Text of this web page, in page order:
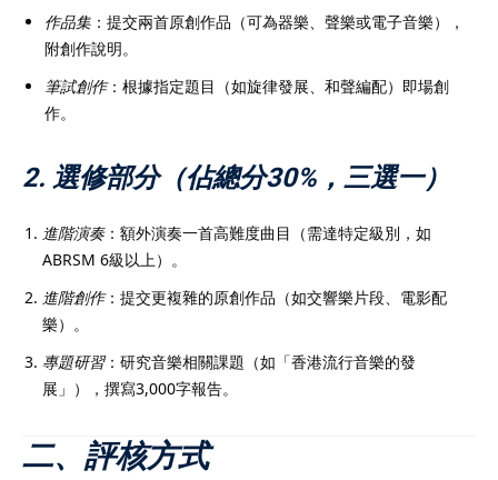
作品集 ：提交兩首原創作品（可為器樂、聲樂或電子音樂），
附創作說明。
筆試創作：根據指定題目（如旋律發展、和聲編配）即場創
作。
2. 選修部分（佔總分30%，三選一）
進階演奏：額外演奏一首高難度曲目（需達特定級別，如
ABRSM 6級以上）。
進階創作：提交更複雜的原創作品（如交響樂片段、電影配
樂）。
專題研習：研究音樂相關課題（如「香港流行音樂的發
展」），撰寫3,000字報告。
二、評核方式